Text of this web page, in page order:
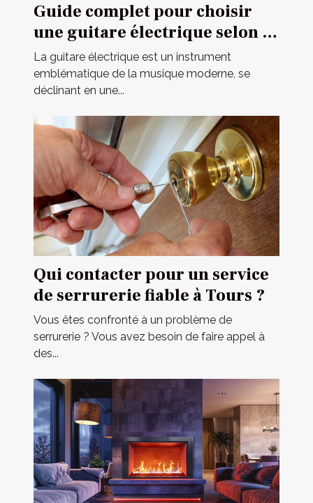
Guide complet pour choisir
une guitare électrique selon sa
construction
La guitare électrique est un instrument
emblématique de la musique moderne, se
déclinant en une...
Qui contacter pour un service
de serrurerie fiable à Tours ?
Vous êtes confronté à un problème de
serrurerie ? Vous avez besoin de faire appel à
des...